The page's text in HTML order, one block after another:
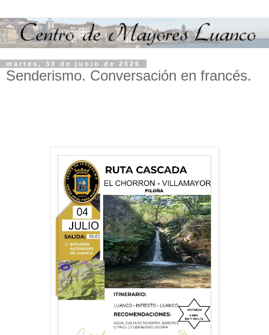
martes, 30 de junio de 2026
Senderismo. Conversación en francés.